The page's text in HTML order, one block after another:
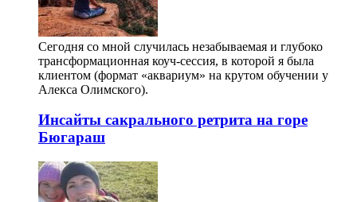
Сегодня со мной случилась незабываемая и глубоко
трансформационная коуч-сессия, в которой я была
клиентом (формат «аквариум» на крутом обучении у
Алекса Олимского).
Инсайты сакрального ретрита на горе
Бюгараш